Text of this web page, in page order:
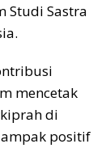
Studi Sastra
mencetak
di
positif